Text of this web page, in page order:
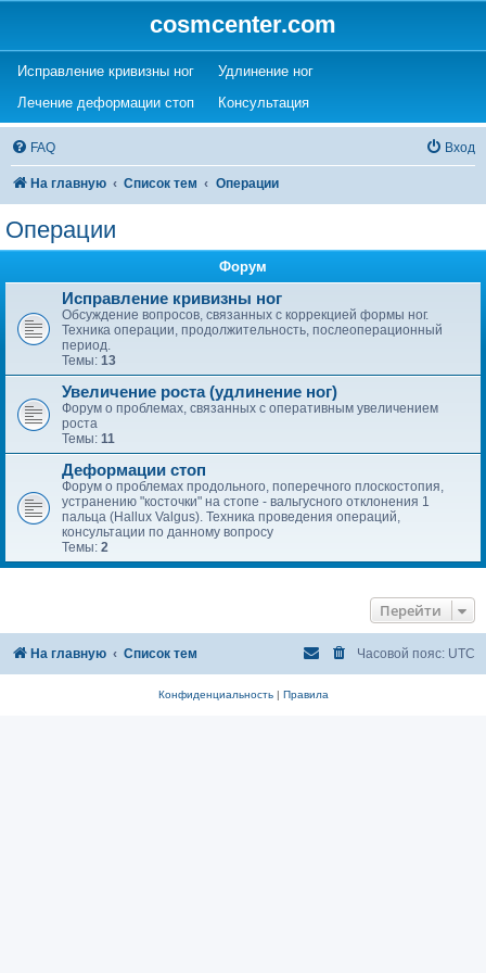
cosmcenter.com
Исправление кривизны ног(Opens a new tab)
Удлинение ног(Opens a new tab)
Лечение деформации стоп(Opens a new tab)
Консультация(Opens a new tab)
FAQ Вход
На главную Список тем Операции
Операции
Форум
Исправление кривизны ног
Обсуждение вопросов, связанных с коррекцией формы ног.
Техника операции, продолжительность, послеоперационный
период.
Темы: 13
Увеличение роста (удлинение ног)
Форум о проблемах, связанных с оперативным увеличением
роста
Темы: 11
Деформации стоп
Форум о проблемах продольного, поперечного плоскостопия,
устранению "косточки" на стопе - вальгусного отклонения 1
пальца (Hallux Valgus). Техника проведения операций,
консультации по данному вопросу
Темы: 2
Перейти
На главную Список тем Часовой пояс: UTC
Конфиденциальность| Правила